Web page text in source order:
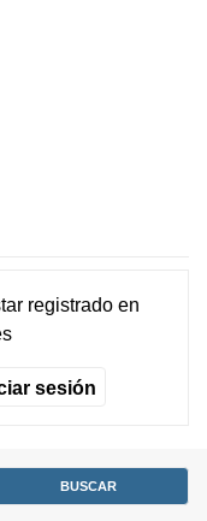
registradoen
sesión